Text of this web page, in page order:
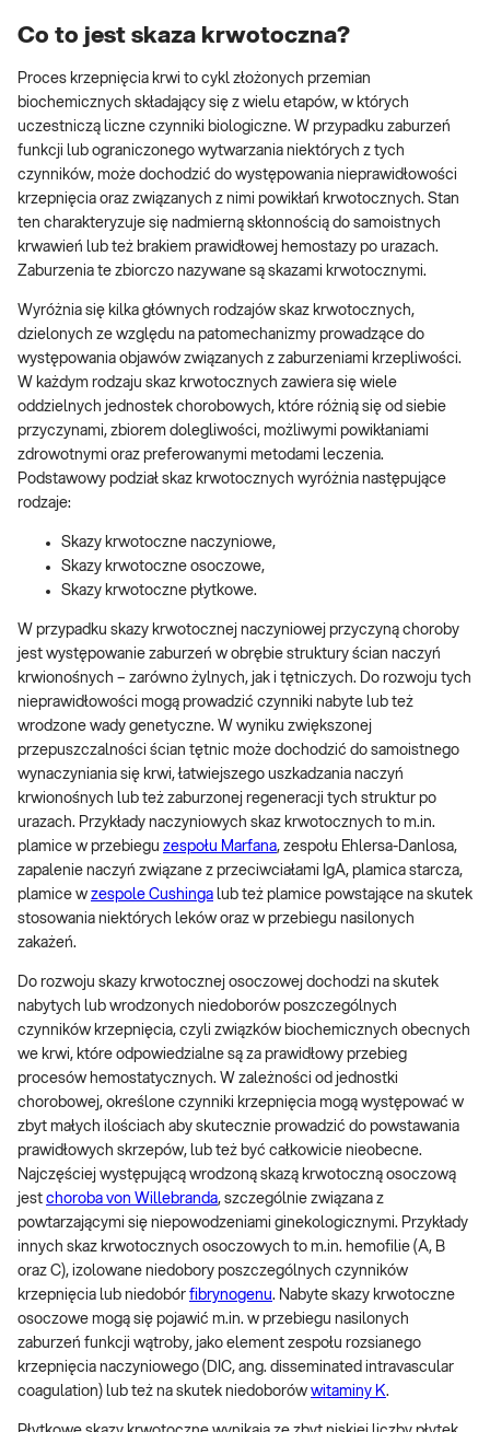
Co to jest skaza krwotoczna?
Proces krzepnięcia krwi to cykl złożonych przemian
biochemicznych składający się z wielu etapów, w których
uczestniczą liczne czynniki biologiczne. W przypadku zaburzeń
funkcji lub ograniczonego wytwarzania niektórych z tych
czynników, może dochodzić do występowania nieprawidłowości
krzepnięcia oraz związanych z nimi powikłań krwotocznych. Stan
ten charakteryzuje się nadmierną skłonnością do samoistnych
krwawień lub też brakiem prawidłowej hemostazy po urazach.
Zaburzenia te zbiorczo nazywane są skazami krwotocznymi.
Wyróżnia się kilka głównych rodzajów skaz krwotocznych,
dzielonych ze względu na patomechanizmy prowadzące do
występowania objawów związanych z zaburzeniami krzepliwości.
W każdym rodzaju skaz krwotocznych zawiera się wiele
oddzielnych jednostek chorobowych, które różnią się od siebie
przyczynami, zbiorem dolegliwości, możliwymi powikłaniami
zdrowotnymi oraz preferowanymi metodami leczenia.
Podstawowy podział skaz krwotocznych wyróżnia następujące
rodzaje:
Skazy krwotoczne naczyniowe,
Skazy krwotoczne osoczowe,
Skazy krwotoczne płytkowe.
W przypadku skazy krwotocznej naczyniowej przyczyną choroby
jest występowanie zaburzeń w obrębie struktury ścian naczyń
krwionośnych – zarówno żylnych, jak i tętniczych. Do rozwoju tych
nieprawidłowości mogą prowadzić czynniki nabyte lub też
wrodzone wady genetyczne. W wyniku zwiększonej
przepuszczalności ścian tętnic może dochodzić do samoistnego
wynaczyniania się krwi, łatwiejszego uszkadzania naczyń
krwionośnych lub też zaburzonej regeneracji tych struktur po
urazach. Przykłady naczyniowych skaz krwotocznych to m.in.
plamice w przebiegu zespołu Marfana, zespołu Ehlersa-Danlosa,
zapalenie naczyń związane z przeciwciałami IgA, plamica starcza,
plamice w zespole Cushinga lub też plamice powstające na skutek
stosowania niektórych leków oraz w przebiegu nasilonych
zakażeń.
Do rozwoju skazy krwotocznej osoczowej dochodzi na skutek
nabytych lub wrodzonych niedoborów poszczególnych
czynników krzepnięcia, czyli związków biochemicznych obecnych
we krwi, które odpowiedzialne są za prawidłowy przebieg
procesów hemostatycznych. W zależności od jednostki
chorobowej, określone czynniki krzepnięcia mogą występować w
zbyt małych ilościach aby skutecznie prowadzić do powstawania
prawidłowych skrzepów, lub też być całkowicie nieobecne.
Najczęściej występującą wrodzoną skazą krwotoczną osoczową
jest choroba von Willebranda, szczególnie związana z
powtarzającymi się niepowodzeniami ginekologicznymi. Przykłady
innych skaz krwotocznych osoczowych to m.in. hemofilie (A, B
oraz C), izolowane niedobory poszczególnych czynników
krzepnięcia lub niedobór fibrynogenu. Nabyte skazy krwotoczne
osoczowe mogą się pojawić m.in. w przebiegu nasilonych
zaburzeń funkcji wątroby, jako element zespołu rozsianego
krzepnięcia naczyniowego (DIC, ang. disseminated intravascular
coagulation) lub też na skutek niedoborów witaminy K.